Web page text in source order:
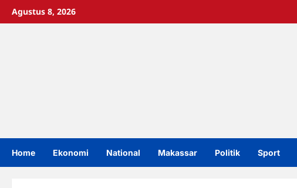
SkipAgustus 8, 2026
Home Ekonomi National Makassar Politik Sport